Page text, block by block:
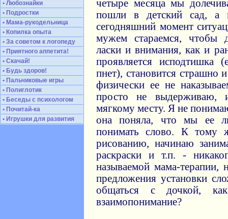
• Любознайки
• Подростки
• Мама-рукодельница
• Копилка опыта
• За советом к логопеду
• Приятного аппетита!
• Скачай!
• Будь здоров!
• Пальчиковые игры
• Полиглотик
• Беседы с психологом
• Почитай-ка
• Игрушки для развития
четыре месяца мы
пошли в детский сад, а
сегодняшний момент
мужем стараемся, чтобы
ласки и внимания, как и
проявляется исподтишка
пнет), становится страшно
физически ее не
просто не выдерживаю,
мягкому месту. Я не
она поняла, что мы ее
понимать слово. К тому
рисованию, начинаю
раскраски и т.п. -
называемой мама-терапии,
предложения установки
общаться с дочкой,
взаимопонимание?